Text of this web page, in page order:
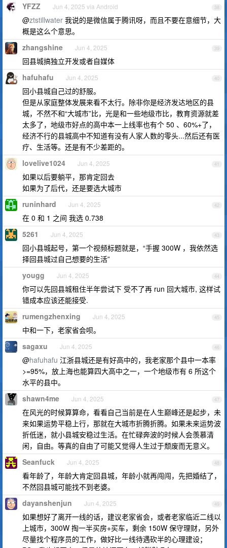
38
YFZZ Jun 4, 2025 via Android
@ztstillwater 我说的是微信属于腾讯呀，而且不要在意细节，大
概是这么个意思。
39
zhangshine Jun 4, 2025
回县城搞独立开发或者自媒体
40
hafuhafu Jun 4, 2025
回小县城自己过的舒服。
但是从家庭整体发展来看不太行。除非你是经济发达地区的县
城，不然不和“大城市”比，光是和一些地级市比，教育资源就差
太多了，地级市好点的高中本一上线率也有个 50 、60%+了，
经济不行的县城高中不知道有没有人家人数的零头...然后还有医
疗、生活等。还是有不少差距的。
41
lovelive1024 Jun 4, 2025
如果以后要躺平，那肯定回去
如果为了后代，还是要选大城市
42
runinhard Jun 4, 2025
在 0 和 1 之间 我选 0.738
43
5261 Jun 4, 2025
回小县城起号，第一个视频标题就是，“手握 300W ，我依然选
择回县城过自己想要的生活”
44
yougg Jun 4, 2025
你可以先回县城租住半年尝试下 受不了再 run 回大城市, 这样试
错成本应该还能接受.
45
rumengzhenxing Jun 4, 2025
中和一下，老家省会呗。
46
sagaxu Jun 4, 2025
@hafuhafu 江浙县城还是有好高中的，我老家那个县中一本率
>=95%，放上海也能算四大高中之一，一个地级市有 6 所这个
水平的县中。
47
shawn4me Jun 4, 2025
在风光的时候算算命，看看自己当前是在人生巅峰还是起步，未
来如果运势平稳上行，那就在大城市折腾折腾。如果未来运势波
折低迷，就小县城安稳过生活。在忙碌奔波的时候人会羡慕清
闲，自由。等真的自由了可能又觉得人生过于颓废而无意义。
48
Seanfuck Jun 4, 2025
看年龄了，年龄大肯定回县城，年龄小就再闯闯，先把婚结了，
不然回县城可能找不到老婆。
49
dayanshenjun Jun 4, 2025
如果想好了离开一线的话，建议老家省会，或者老家临近二线以
上城市，300W 掏一半买房+买车，剩余 150W 保守理财，另外
尽量找个程序员的工作，做好比一线待遇砍半的心理建设；